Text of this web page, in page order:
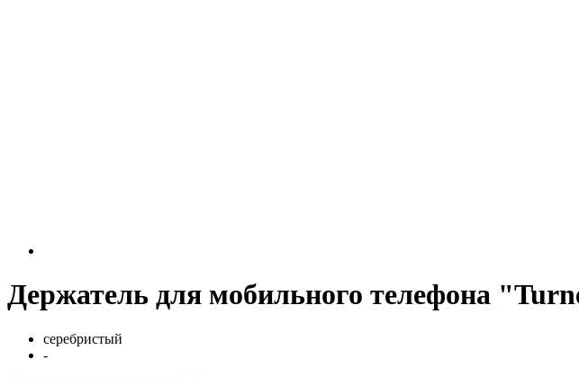
Держатель для мобильного телефона
серебристый
-